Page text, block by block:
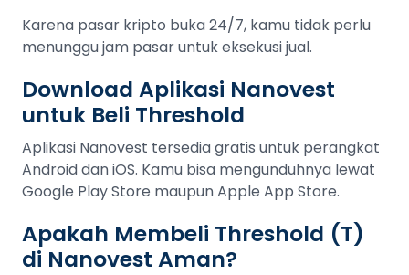
Karena pasar kripto buka 24/7, kamu tidak perlu
menunggu jam pasar untuk eksekusi jual.
Download Aplikasi Nanovest
untuk Beli Threshold
Aplikasi Nanovest tersedia gratis untuk perangkat
Android dan iOS. Kamu bisa mengunduhnya lewat
Google Play Store maupun Apple App Store.
Apakah Membeli Threshold (T)
di Nanovest Aman?